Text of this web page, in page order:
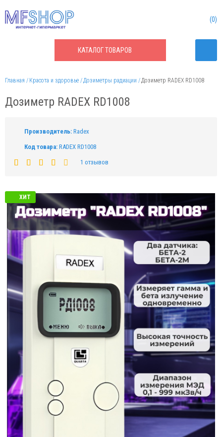
КАТАЛОГТОВАРОВ
0
Главная Красота и здоровье Дозиметры радиации Дозиметр RADEX RD1008
Дозиметр RADEX RD1008
Производитель: Radex
Код товара: RADEX RD1008
1 отзывов
ХИТ